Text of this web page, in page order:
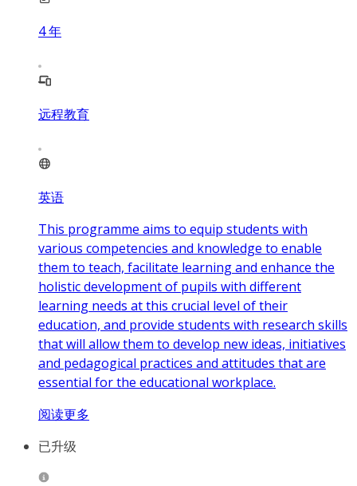
4年
远程教育
英语
This programme aims to equip students with
various competencies and knowledge to enable
them to teach, facilitate learning and enhance the
holistic development of pupils with different
learning needs at this crucial level of their
education, and provide students with research skills
that will allow them to develop new ideas, initiatives
and pedagogical practices and attitudes that are
essential for the educational workplace.
阅读更多
已升级